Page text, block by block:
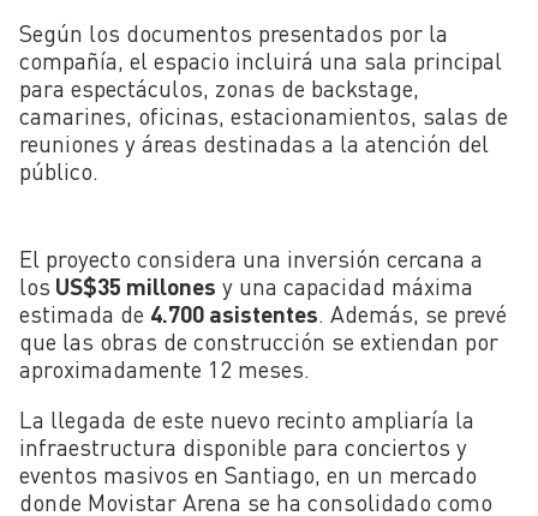
Según los documentos presentados por la
compañía, el espacio incluirá una sala principal
para espectáculos, zonas de backstage,
camarines, oficinas, estacionamientos, salas de
reuniones y áreas destinadas a la atención del
público.
El proyecto considera una inversión cercana a
los US$35 millones y una capacidad máxima
estimada de 4.700 asistentes. Además, se prevé
que las obras de construcción se extiendan por
aproximadamente 12 meses.
La llegada de este nuevo recinto ampliaría la
infraestructura disponible para conciertos y
eventos masivos en Santiago, en un mercado
donde Movistar Arena se ha consolidado como